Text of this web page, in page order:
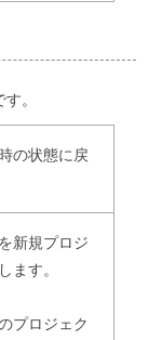
。
の状態に戻
新規プロジ
ます。
プロジェク